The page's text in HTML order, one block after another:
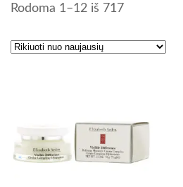
Rodoma 1–12 iš 717